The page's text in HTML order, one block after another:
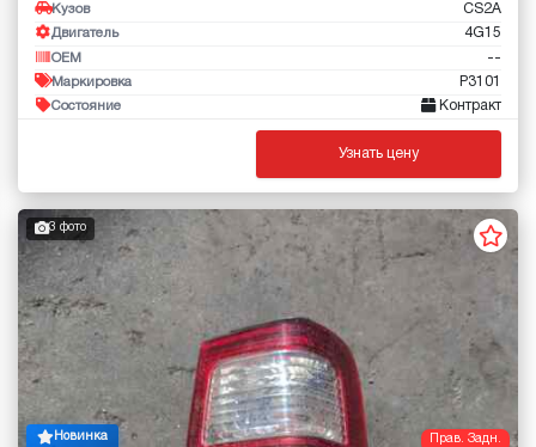
Кузов CS2A
Двигатель 4G15
OEM --
Маркировка P3101
Состояние Контракт
Узнать цену
Прав. Задн.
3 фото
Новинка